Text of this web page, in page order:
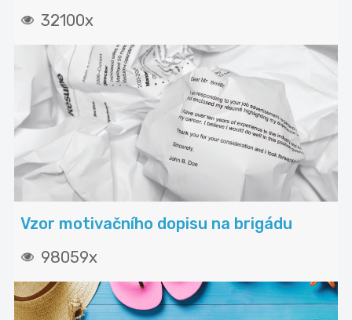
32100x
Vzor motivačního dopisu na brigádu
98059x